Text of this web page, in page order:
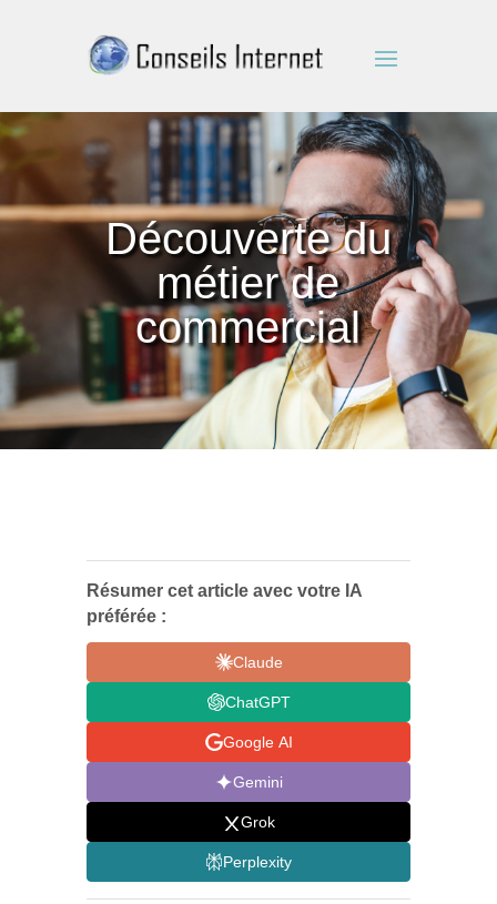
Découverte du
métier de
commercial
Résumer cet article avec votre IA
préférée :
Claude
ChatGPT
Google AI
Gemini
Grok
Perplexity